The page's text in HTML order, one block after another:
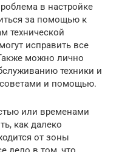
в настройке
за помощью к
технической
исправить все
можно лично
техники и
и помощью.
или временами
как далеко
от зоны